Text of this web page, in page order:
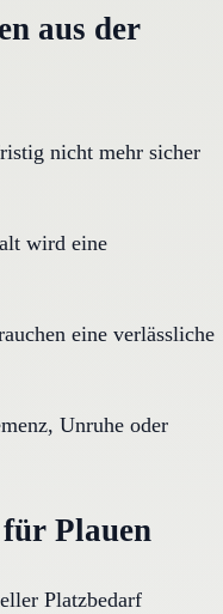
aus der
nicht mehr sicher
wird eine
eine verlässliche
Unruhe oder
Plauen
Platzbedarf